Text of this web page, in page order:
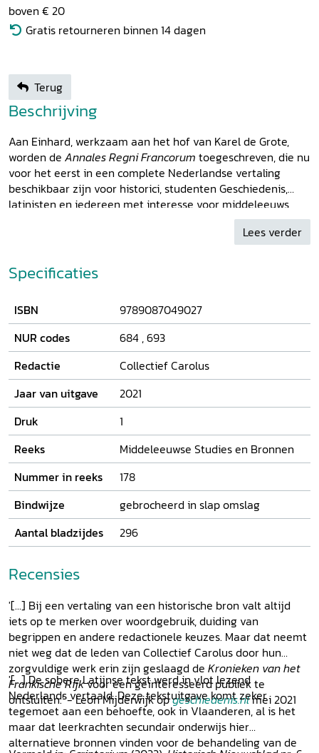
boven € 20
Gratis retourneren binnen 14 dagen
Terug
Beschrijving
Aan Einhard, werkzaam aan het hof van Karel de Grote,
worden de Annales Regni Francorum toegeschreven, die nu
voor het eerst in een complete Nederlandse vertaling
beschikbaar zijn voor historici, studenten Geschiedenis,
latinisten en iedereen met interesse voor middeleeuws
beschrijven de jaren 741 tot en met
829: zowel de aanloop naar de heerschappij van Karel de
de Vrome komt uitgebreid aan bod. Het is de periode
waarin uitbreiding en bestendiging van machtsposities, van
inlijving en oorlogen, en veel onderhandelingen met
ambassadeurs van andere machthebbers centraal staan
en tot in detail beschreven worden. Naast de Latijnse tekst
en de Nederlandse vertaling bevat de publicatie een
omvangrijk corpus annotaties over personen, topografische
aanduidingen en gebeurtenissen, zodat hedendaagse
lezers zich een afgewogen beeld kunnen vormen over hoe
de drie grootmachten – Franken, Byzantijnen en Arabieren
– zich destijds met elkaar verstonden en elkaar bestreden,
en over hoe opeenvolgende pausen en de Frankische
heersers tussen 741 en 829 elkaar wederzijds nodig
hadden. De tweetalige uitgave wordt aangevuld met
inleidende hoofdstukken over de heerschappij van Karel de
Grote, over het nut van historische kronieken voor ons, over
de bestaande edities van de Annales en over Einhard;
voorts zijn een kaart van het Frankische Rijk, een
stamboom en een uitgebreide index opgenomen.
Lees verder
Specificaties
ISBN
9789087049027
NUR codes
684 ,693
Redactie
Collectief Carolus
Jaar van uitgave
2021
Druk
1
Reeks
Middeleeuwse Studies en Bronnen
Nummer in reeks
178
Bindwijze
gebrocheerd in slap omslag
Aantal bladzijdes
296
Recensies
'[...] Bij een vertaling van een historische bron valt altijd
iets op te merken over woordgebruik, duiding van
begrippen en andere redactionele keuzes. Maar dat neemt
niet weg dat de leden van Collectief Carolus door hun
zorgvuldige werk erin zijn geslaagd de Kronieken van het
Frankische Rijkvoor een geïnteresseerd publiek te
ontsluiten.' - Leon Mijderwijk opgeschiedenis.nlmei 2021
'[...] De sobere Latijnse tekst werd in vlot lezend
Nederlands vertaald. Deze tekstuitgave komt zeker
tegemoet aan een behoefte, ook in Vlaanderen, al is het
maar dat leerkrachten secundair onderwijs hier
alternatieve bronnen vinden voor de behandeling van de